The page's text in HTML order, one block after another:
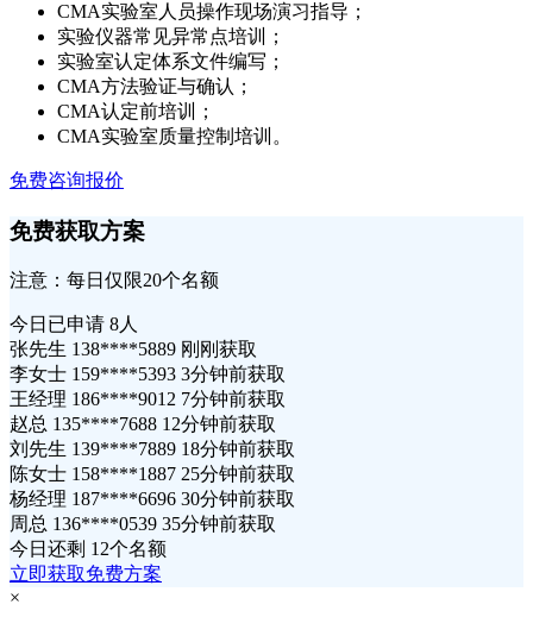
CMA实验室人员操作现场演习指导；
实验仪器常见异常点培训；
实验室认定体系文件编写；
CMA方法验证与确认；
CMA认定前培训；
CMA实验室质量控制培训。
免费咨询报价
免费获取方案
注意：每日仅限20个名额
今日已申请 8人
张先生 138****5889 刚刚获取
李女士 159****5393 3分钟前获取
王经理 186****9012 7分钟前获取
赵总 135****7688 12分钟前获取
刘先生 139****7889 18分钟前获取
陈女士 158****1887 25分钟前获取
杨经理 187****6696 30分钟前获取
周总 136****0539 35分钟前获取
今日还剩 12个名额
立即获取免费方案
×